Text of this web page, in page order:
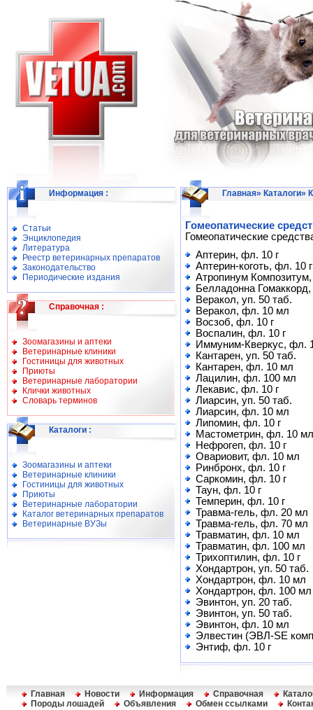
Информация :
Статьи
Энциклопедия
Литература
Реестр ветеринарных препаратов
Законодательство
Периодические издания
Справочная :
Зоомагазины и аптеки
Ветеринарные клиники
Гостиницы для животных
Приюты
Ветеринарные лаборатории
Клички животных
Словарь терминов
Каталоги :
Зоомагазины и аптеки
Ветеринарные клиники
Гостиницы для животных
Приюты
Ветеринарные лаборатории
Каталог ветеринарных препаратов
Ветеринарные ВУЗы
Главная» Каталоги»
Гомеопатические
Гомеопатические
Аптерин, фл. 10 г
Аптерин-коготь, фл. 10 г
Атропинум
Белладонна
Веракол, уп. 50 таб.
Веракол, фл. 10 мл
Восзоб, фл. 10 г
Воспалин, фл. 10 г
Иммуним-Кверкус, фл.
Кантарен, уп. 50 таб.
Кантарен, фл. 10 мл
Лацилин, фл. 100 мл
Лекавис, фл. 10 г
Лиарсин, уп. 50 таб.
Лиарсин, фл. 10 мл
Липомин, фл. 10 г
Мастометрин, фл. 10 мл
Нефрогеп, фл. 10 г
Овариовит, фл. 10 мл
Ринбронх, фл. 10 г
Саркомин, фл. 10 г
Таун, фл. 10 г
Темперин, фл. 10 г
Травма-гель, фл. 20 мл
Травма-гель, фл. 70 мл
Травматин, фл. 10 мл
Травматин, фл. 100 мл
Трихоптилин, фл. 10 г
Хондартрон, уп. 50 таб.
Хондартрон, фл. 10 мл
Хондартрон, фл. 100 мл
Эвинтон, уп. 20 таб.
Эвинтон, уп. 50 таб.
Эвинтон, фл. 10 мл
Элвестин (ЭВЛ-SE
Энтиф, фл. 10 г
Главная Новости Информация Справочная
Породы лошадей
Объявления Обмен ссылками